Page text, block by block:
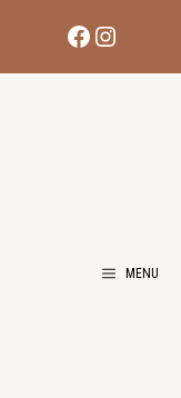
Facebook
MENU